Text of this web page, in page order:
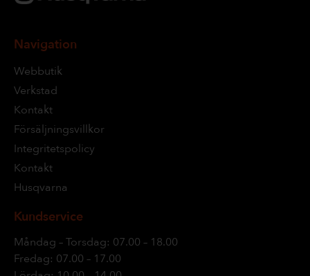
Navigation
Webbutik
Verkstad
Kontakt
Försäljningsvillkor
Integritetspolicy
Kontakt
Husqvarna
Kundservice
Måndag – Torsdag: 07.00 – 18.00
Fredag: 07.00 – 17.00